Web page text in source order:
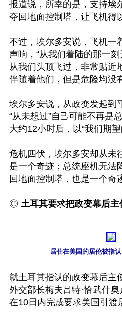
报道说，所幸的是，支持埃
夺回地面控制塔，让飞机得
不过，埃尔多安说，飞机一
声响，“从我们着陆的那一
从我们头顶飞过，非常贴近
伴随着他们，但是危险均没
埃尔多安说，从政变发起到
“从未想过”自己可能不再是
大约12小时后，以“我们期望
危机四伏，埃尔多安却从未
是一个奇迹；总统座机无法
回地面控制塔，也是一个奇
◎ 土耳其要求把政变幕后主
居住在美国的居伦被指认
就土耳其指认的政变幕后主
外交部长梅夫吕特·恰武什
在10日内完成要求美国引渡